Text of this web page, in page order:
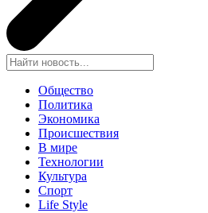
Общество
Политика
Экономика
Происшествия
В мире
Технологии
Культура
Спорт
Life Style